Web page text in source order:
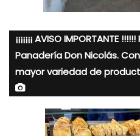
¡¡¡¡¡¡¡ AVISO IMPORTANTE
Panadería Don Nicolás.
mayor variedad de